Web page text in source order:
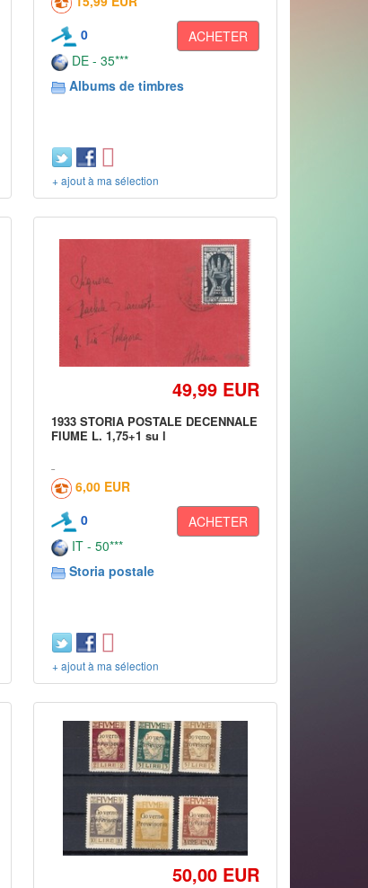
0
ACHETER
DE - 35***
Albums de timbres
+ ajout à ma sélection
49,99 EUR
1933 STORIA POSTALE DECENNALE
FIUME L. 1,75+1 su l
6,00 EUR
0
ACHETER
IT - 50***
Storia postale
+ ajout à ma sélection
50,00 EUR